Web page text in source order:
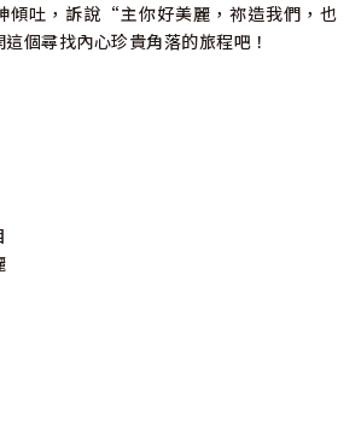
傾吐，訴說“主你好美麗，祢造我們，也
個尋找內心珍貴角落的旅程吧！